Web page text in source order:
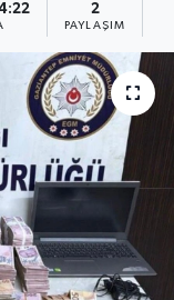
2
PAYLAŞIM